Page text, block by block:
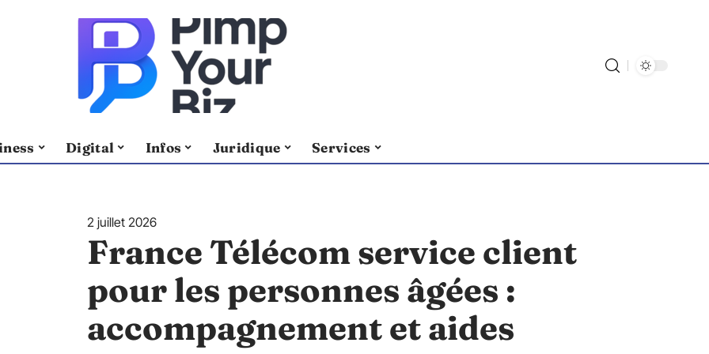
Digital Infos Juridique Services
2 juillet 2026
France Télécom service client
pour les personnes âgées :
accompagnement et aides